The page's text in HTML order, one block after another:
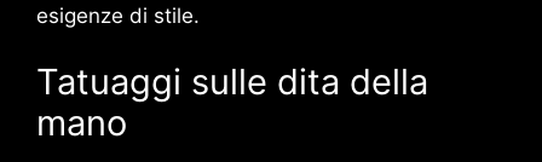
esigenze di stile.
Tatuaggi sulle dita della
mano